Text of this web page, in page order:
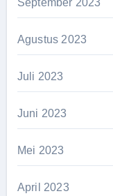
Agustus 2023
Juli 2023
Juni 2023
Mei 2023
April 2023